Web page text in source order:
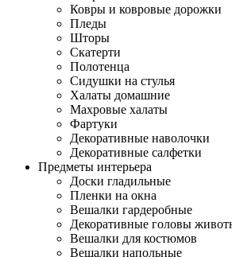
Ковры и ковровые дорожки
Пледы
Шторы
Скатерти
Полотенца
Сидушки на стулья
Халаты домашние
Махровые халаты
Фартуки
Декоративные наволочки
Декоративные салфетки
Предметы интерьера
Доски гладильные
Пленки на окна
Вешалки гардеробные
Декоративные головы
Вешалки для костюмов
Вешалки напольные